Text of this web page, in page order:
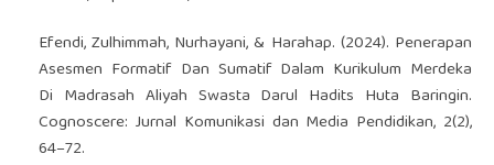
Efendi, Zulhimmah, Nurhayani, & Harahap. (2024). Penerapan
Asesmen Formatif Dan Sumatif Dalam Kurikulum Merdeka
Di Madrasah Aliyah Swasta Darul Hadits Huta Baringin.
Cognoscere: Jurnal Komunikasi dan Media Pendidikan, 2(2),
64–72.